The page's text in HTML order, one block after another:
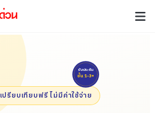
เปรียบเทียบฟรี ไม่มีค่าใช้จ่าย
รับประกัน
ชั้น 1-3+